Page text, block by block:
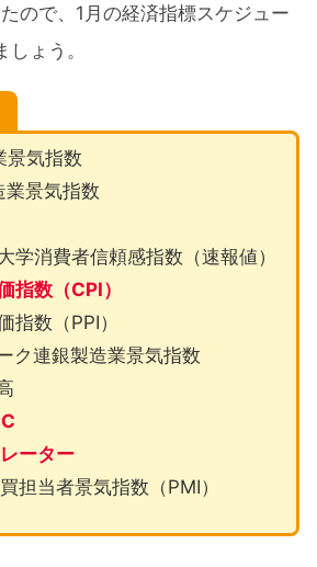
ので、1月の経済指標スケジュー
ょう。
景気指数
業景気指数
学消費者信頼感指数（速報値）
指数（CPI）
指数（PPI）
ク連銀製造業景気指数
ーター
担当者景気指数（PMI）